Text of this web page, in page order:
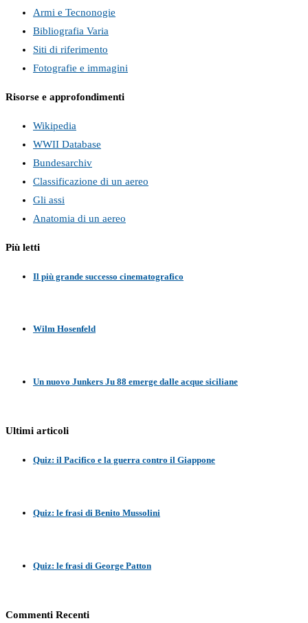
Armi e Tecnonogie
Bibliografia Varia
Siti di riferimento
Fotografie e immagini
Risorse e approfondimenti
Wikipedia
WWII Database
Bundesarchiv
Classificazione di un aereo
Gli assi
Anatomia di un aereo
Più letti
Il più grande successo cinematografico
Wilm Hosenfeld
Un nuovo Junkers Ju 88 emerge dalle acque siciliane
Ultimi articoli
Quiz: il Pacifico e la guerra contro il Giappone
Quiz: le frasi di Benito Mussolini
Quiz: le frasi di George Patton
Commenti Recenti